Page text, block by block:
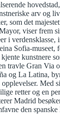
arv og
som det
viser frem
i verdensklasse,
Sofia-museet,
kunstnere
travle Gran Via
og La Latina,
Med
retter og en
Madrid
den spanske